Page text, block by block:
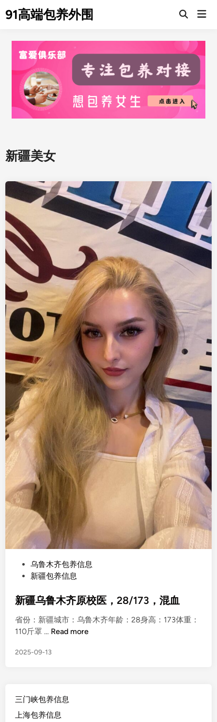
to91高端包养外围
新疆美女
t
d
i
乌鲁木齐包养信息
新疆包养信息
新疆乌鲁木齐原校医，28/173，混血
省份：新疆城市：乌鲁木齐年龄：28身高：173体重：
110斤罩 … 新
乌
原
校
Read more
2025-09-13
三门峡包养信息
上海包养信息